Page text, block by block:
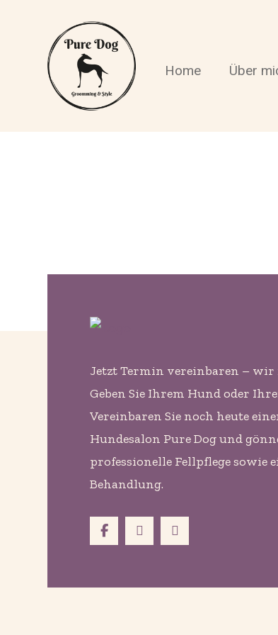
Home Über
Jetzt Termin vereinbaren – wir
Geben Sie Ihrem Hund oder
Vereinbaren Sie noch heute
Hundesalon Pure Dog und
professionelle Fellpflege sowie
Behandlung.